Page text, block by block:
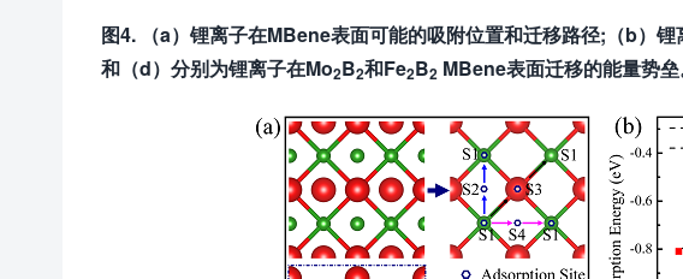
图4. （a）锂离子在MBene表面可能的吸附位置和迁移路径;（b）
和（d）分别为锂离子在Mo2B2和Fe2B2 MBene表面迁移的能量势垒